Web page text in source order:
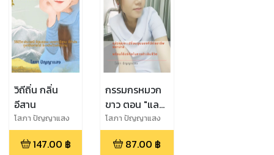
วิถีถิ่น กลิ่น
อีสาน
โสภา ปัญญาแสง
147.00 ฿
กรรมกรหมวก
ขาว ตอน "แลก
รัก"
โสภา ปัญญาแสง
87.00 ฿